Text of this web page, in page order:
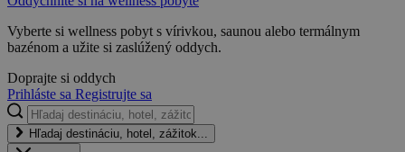
Vyberte si wellness pobyt s vírivkou, saunou alebo termálnym
bazénom a užite si zaslúžený oddych.
Doprajte si oddych
Prihláste sa Registrujte sa
Hľadaj destináciu, hotel, zážitok...